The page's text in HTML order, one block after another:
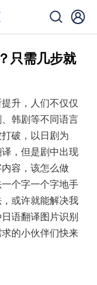
只需几步就
升，人们不仅仅
韩剧等不同语言
破，以日剧为
，但是剧中出现
容，该怎么做
个字一个字地手
或许就能解决我
语翻译图片识别
的小伙伴们快来